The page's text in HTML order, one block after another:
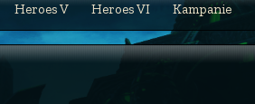
Heroes V Heroes VI Kampanie